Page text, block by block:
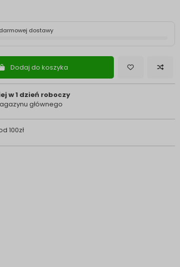
dostawy
Dodaj do koszyka
w 1 dzień roboczy
głównego
100zł